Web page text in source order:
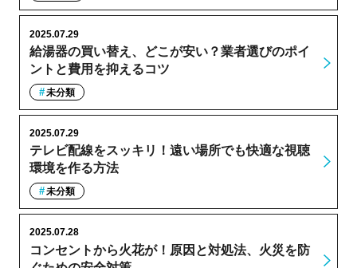
給湯器の買い替え、どこが安い？業者選びのポイ
ントと費用を抑えるコツ
2025.07.29
未分類
テレビ配線をスッキリ！遠い場所でも快適な視聴
環境を作る方法
2025.07.29
未分類
コンセントから火花が！原因と対処法、火災を防
2025.07.28